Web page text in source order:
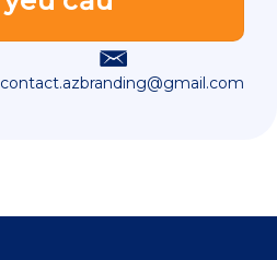
contact.azbranding@gmail.com